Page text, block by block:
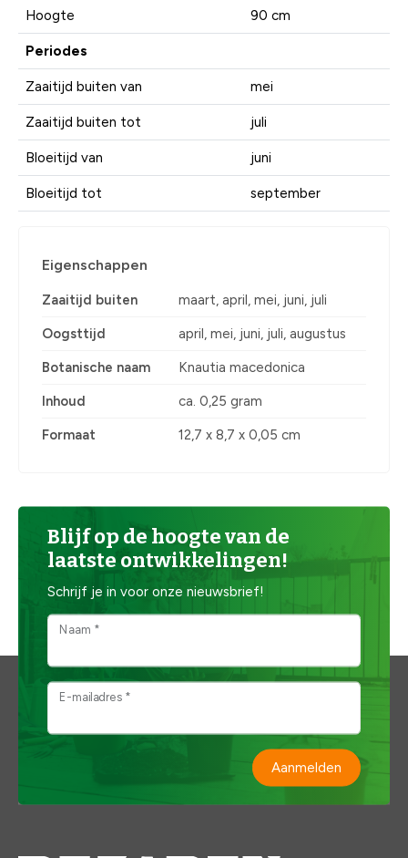
Hoogte 90 cm
Periodes
Zaaitijd buiten van mei
Zaaitijd buiten tot juli
Bloeitijd van juni
Bloeitijd tot september
Eigenschappen
Zaaitijd buiten maart, april, mei, juni, juli
Oogsttijd april, mei, juni, juli, augustus
Botanische naam Knautia macedonica
Inhoud ca. 0,25 gram
Formaat 12,7 x 8,7 x 0,05 cm
Blijf op de hoogte van de
laatste ontwikkelingen!
Schrijf je in voor onze nieuwsbrief!
Naam *
E-mailadres *
Aanmelden